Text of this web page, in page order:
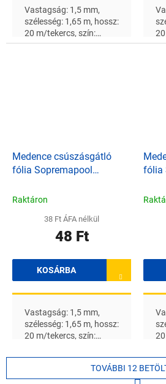
Vastagság: 1,5 mm,
szélesség: 1,65 m, hossz:
20 m/tekercs, szín:
közepes szürke A
Medence csúszásgátló
fólia Sopremapool
Raktáron
38 Ft ÁFA nélkül
48 Ft
KOSÁRBA
Vastagság: 1,5 mm,
szélesség: 1,65 m, hossz:
20 m/tekercs, szín:
ár 1 m 2 -re vonatkozik
fólia
TOVÁBBI 12